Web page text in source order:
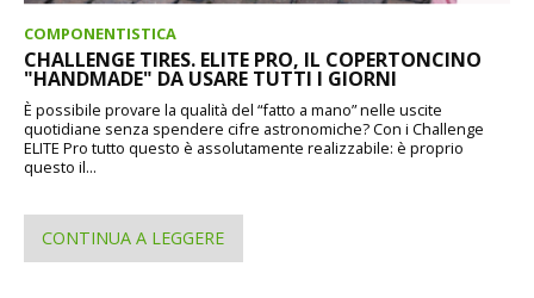
COMPONENTISTICA
CHALLENGE TIRES. ELITE PRO, IL COPERTONCINO
"HANDMADE" DA USARE TUTTI I GIORNI
È possibile provare la qualità del “fatto a mano” nelle uscite
quotidiane senza spendere cifre astronomiche? Con i Challenge
ELITE Pro tutto questo è assolutamente realizzabile: è proprio
questo il...
CONTINUA A LEGGERE